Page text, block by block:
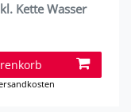
Kette Wasser